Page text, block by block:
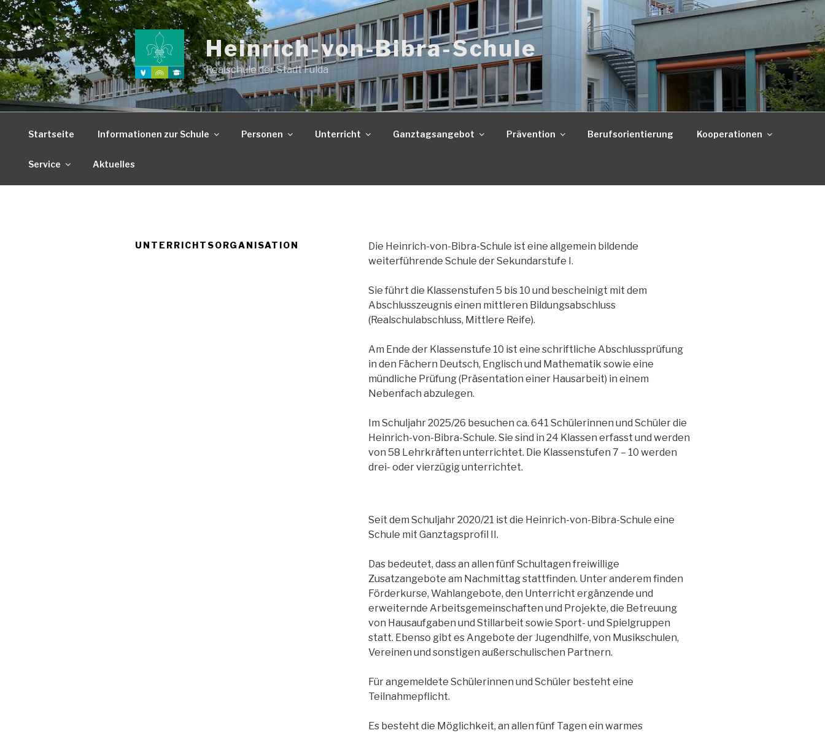
Zum
Inhalt
springen
Heinrich-von-Bibra-Schule
Realschule der Stadt Fulda
Startseite Informationen zur Schule Personen Unterricht Ganztagsangebot Prävention Berufsorientierung Kooperationen
Service Aktuelles
UNTERRICHTSORGANISATION
Die Heinrich-von-Bibra-Schule ist eine allgemein bildende
weiterführende Schule der Sekundarstufe I.
Sie führt die Klassenstufen 5 bis 10 und bescheinigt mit dem
Abschlusszeugnis einen mittleren Bildungsabschluss
(Realschulabschluss, Mittlere Reife).
Am Ende der Klassenstufe 10 ist eine schriftliche Abschlussprüfung
in den Fächern Deutsch, Englisch und Mathematik sowie eine
mündliche Prüfung (Präsentation einer Hausarbeit) in einem
Nebenfach abzulegen.
Im Schuljahr 2025/26 besuchen ca. 641 Schülerinnen und Schüler die
Heinrich-von-Bibra-Schule. Sie sind in 24 Klassen erfasst und werden
von 58 Lehrkräften unterrichtet. Die Klassenstufen 7 – 10 werden
drei- oder vierzügig unterrichtet.
Seit dem Schuljahr 2020/21 ist die Heinrich-von-Bibra-Schule eine
Schule mit Ganztagsprofil II.
Das bedeutet, dass an allen fünf Schultagen freiwillige
Zusatzangebote am Nachmittag stattfinden. Unter anderem finden
Förderkurse, Wahlangebote, den Unterricht ergänzende und
erweiternde Arbeitsgemeinschaften und Projekte, die Betreuung
von Hausaufgaben und Stillarbeit sowie Sport- und Spielgruppen
statt. Ebenso gibt es Angebote der Jugendhilfe, von Musikschulen,
Vereinen und sonstigen außerschulischen Partnern.
Für angemeldete Schülerinnen und Schüler besteht eine
Teilnahmepflicht.
Es besteht die Möglichkeit, an allen fünf Tagen ein warmes